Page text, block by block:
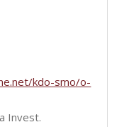
kdo-smo/o-
Invest.